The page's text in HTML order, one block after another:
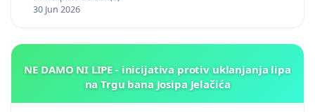
30 Jun 2026
NE DAMO NI LIPE - inicijativa protiv uklanjanja lipa
na Trgu bana Josipa Jelačića